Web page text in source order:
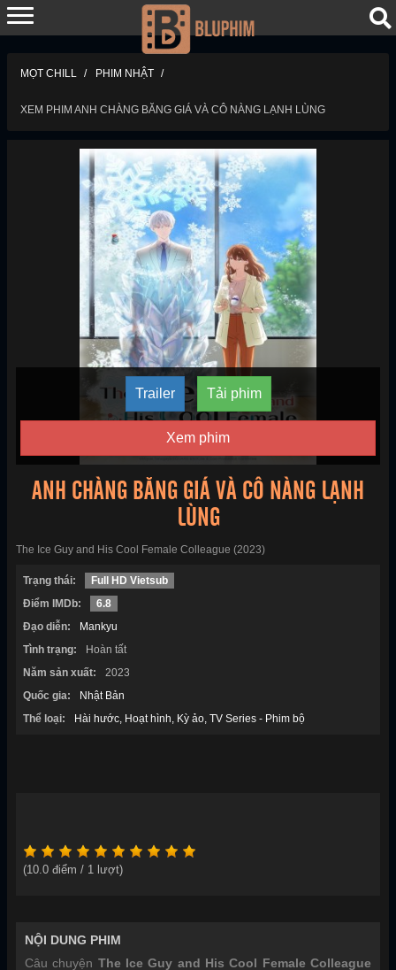
MỌT CHILL PHIM NHẬT
XEM PHIM ANH CHÀNG BĂNG GIÁ VÀ CÔ NÀNG LẠNH LÙNG
Trailer Tải phim
Xem phim
ANH CHÀNG BĂNG GIÁ VÀ CÔ NÀNG LẠNH
LÙNG
The Ice Guy and His Cool Female Colleague (2023)
Trạng thái:
Full HD Vietsub
Điểm IMDb:
6.8
Đạo diễn:
Mankyu
Tình trạng:
Hoàn tất
Năm sản xuất:
2023
Quốc gia:
Nhật Bản
Thể loại:
Hài hước Hoạt hình Kỳ ảo TV Series - Phim bộ
(10.0 điểm / 1 lượt)
NỘI DUNG PHIM
Câu chuyện The Ice Guy and His Cool Female Colleague